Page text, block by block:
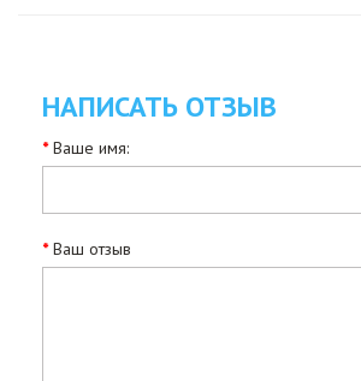
НАПИСАТЬ ОТЗЫВ
Ваше имя:
Ваш отзыв